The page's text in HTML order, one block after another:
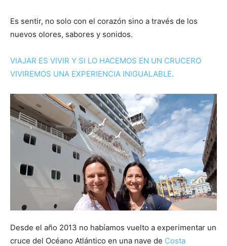
Es sentir, no solo con el corazón sino a través de los
nuevos olores, sabores y sonidos.
VIAJAR ES VIVIR Y SI LO HACEMOS EN UN CRUCERO
VIVIREMOS UNA EXPERIENCIA INIGUALABLE.
Desde el año 2013 no habíamos vuelto a experimentar un
cruce del Océano Atlántico en una nave de Costa